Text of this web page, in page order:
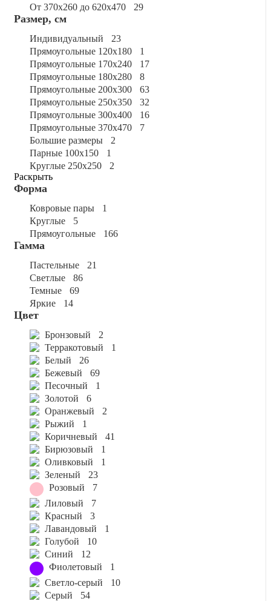
от 370х260 до 620х470
29
Размер, см
индивидуальный
23
прямоугольные 120x180
1
прямоугольные 170x240
17
прямоугольные 180x280
8
прямоугольные 200x300
63
прямоугольные 250x350
32
прямоугольные 300x400
16
прямоугольные 370x470
7
большие размеры
2
парные 100x150
1
круглые 250x250
2
Раскрыть
Форма
ковровые пары
1
круглые
5
прямоугольные
166
Гамма
пастельные
21
светлые
86
темные
69
яркие
14
Цвет
бронзовый
2
терракотовый
1
белый
26
бежевый
69
песочный
1
золотой
6
оранжевый
2
рыжий
1
коричневый
41
бирюзовый
1
оливковый
1
зеленый
23
розовый
7
лиловый
7
красный
3
лавандовый
1
голубой
10
синий
12
фиолетовый
1
светло-серый
10
серый
54